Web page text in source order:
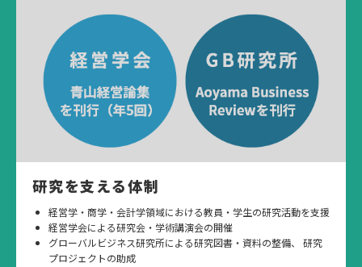
研究を支える体制
経営学・商学・会計学領域における教員・学生の研究活動を支援
経営学会による研究会・学術講演会の開催
グローバルビジネス研究所による研究図書・資料の整備、 研究
プロジェクトの助成